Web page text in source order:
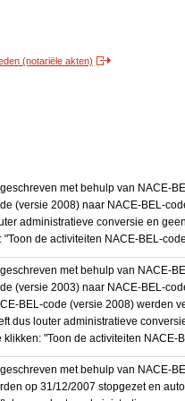
(notariële akten)
met behulp van NACE-
(versie 2008) naar NACE-BEL-
administratieve conversie en
de activiteiten NACE-BEL-
met behulp van NACE-
(versie 2003) naar NACE-BEL-
BEL-code (versie 2008) werden
dus louter administratieve
"Toon de activiteiten NACE-
met behulp van NACE-
op 31/12/2007 stopgezet en